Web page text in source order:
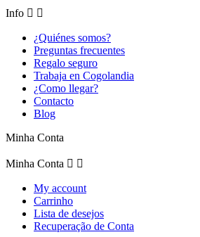
Info  
¿Quiénes somos?
Preguntas frecuentes
Regalo seguro
Trabaja en Cogolandia
¿Como llegar?
Contacto
Blog
Minha Conta
Minha Conta  
My account
Carrinho
Lista de desejos
Recuperação de Conta